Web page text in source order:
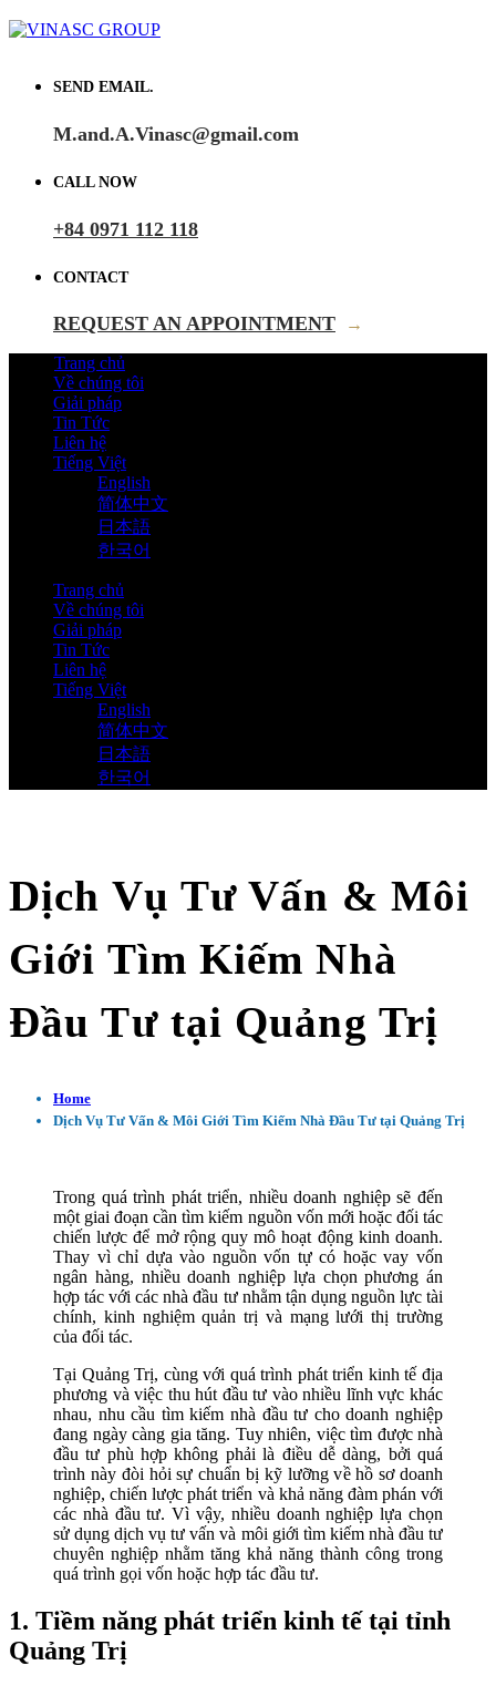
SEND EMAIL.
M.and.A.Vinasc@gmail.com
CALL NOW
+84 0971 112 118
CONTACT
REQUEST AN APPOINTMENT →
Trang chủ
Về chúng tôi
Giải pháp
Tin Tức
Liên hệ
Tiếng Việt
English
简体中文
日本語
한국어
Trang chủ
Về chúng tôi
Giải pháp
Tin Tức
Liên hệ
Tiếng Việt
English
简体中文
日本語
한국어
Dịch Vụ Tư Vấn & Môi
Giới Tìm Kiếm Nhà
Đầu Tư tại Quảng Trị
Home
Dịch Vụ Tư Vấn & Môi Giới Tìm Kiếm Nhà Đầu Tư tại Quảng Trị
Trong quá trình phát triển, nhiều doanh nghiệp sẽ đến
một giai đoạn cần tìm kiếm nguồn vốn mới hoặc đối tác
chiến lược để mở rộng quy mô hoạt động kinh doanh.
Thay vì chỉ dựa vào nguồn vốn tự có hoặc vay vốn
ngân hàng, nhiều doanh nghiệp lựa chọn phương án
hợp tác với các nhà đầu tư nhằm tận dụng nguồn lực tài
chính, kinh nghiệm quản trị và mạng lưới thị trường
của đối tác.
Tại Quảng Trị, cùng với quá trình phát triển kinh tế địa
phương và việc thu hút đầu tư vào nhiều lĩnh vực khác
nhau, nhu cầu tìm kiếm nhà đầu tư cho doanh nghiệp
đang ngày càng gia tăng. Tuy nhiên, việc tìm được nhà
đầu tư phù hợp không phải là điều dễ dàng, bởi quá
trình này đòi hỏi sự chuẩn bị kỹ lưỡng về hồ sơ doanh
nghiệp, chiến lược phát triển và khả năng đàm phán với
các nhà đầu tư. Vì vậy, nhiều doanh nghiệp lựa chọn
sử dụng dịch vụ tư vấn và môi giới tìm kiếm nhà đầu tư
chuyên nghiệp nhằm tăng khả năng thành công trong
quá trình gọi vốn hoặc hợp tác đầu tư.
1. Tiềm năng phát triển kinh tế tại tỉnh
Quảng Trị